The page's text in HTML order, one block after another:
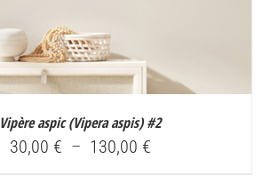
Vipère aspic (Vipera aspis) #2
30,00 € – 130,00 €Plage